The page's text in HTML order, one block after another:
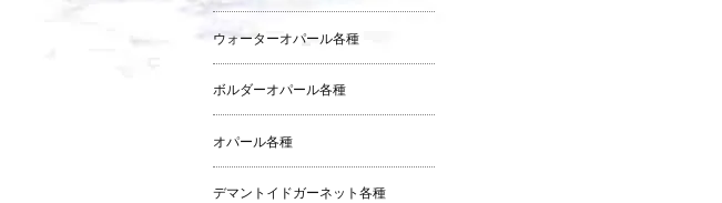
ウォーターオパール各種
ボルダーオパール各種
オパール各種
デマントイドガーネット各種